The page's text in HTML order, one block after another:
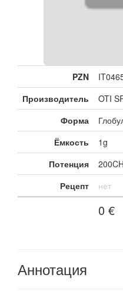
PZN
Производитель
OTI
Форма
Ёмкость
1g
Потенция
200CH
Рецепт
нет
0 €
Аннотация